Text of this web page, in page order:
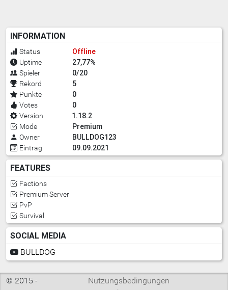
INFORMATION
Status Offline
Uptime 27,77%
Spieler 0/20
Rekord 5
Punkte 0
Votes 0
Version 1.18.2
Mode Premium
Owner BULLDOG123
Eintrag 09.09.2021
FEATURES
Factions
Premium Server
PvP
Survival
SOCIAL MEDIA
BULLDOG
© 2015 -
Nutzungsbedingungen